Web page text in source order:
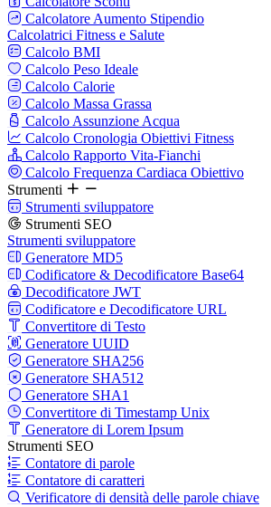
Calcolatore Aumento Stipendio
Calcolatrici Fitness e Salute
Calcolo BMI
Calcolo Peso Ideale
Calcolo Calorie
Calcolo Massa Grassa
Calcolo Assunzione Acqua
Calcolo Cronologia Obiettivi Fitness
Calcolo Rapporto Vita-Fianchi
Calcolo Frequenza Cardiaca Obiettivo
Strumenti
Strumenti sviluppatore
Strumenti SEO
Strumenti sviluppatore
Generatore MD5
Codificatore & Decodificatore Base64
Decodificatore JWT
Codificatore e Decodificatore URL
Convertitore di Testo
Generatore UUID
Generatore SHA256
Generatore SHA512
Generatore SHA1
Convertitore di Timestamp Unix
Generatore di Lorem Ipsum
Strumenti SEO
Contatore di parole
Contatore di caratteri
Verificatore di densità delle parole chiave